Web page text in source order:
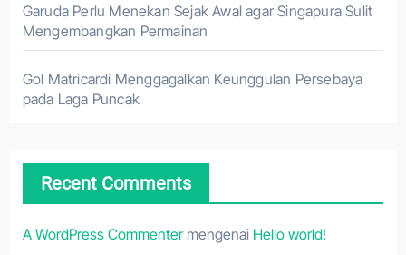
Garuda Perlu Menekan Sejak Awal agar Singapura Sulit
Mengembangkan Permainan
Gol Matricardi Menggagalkan Keunggulan Persebaya
pada Laga Puncak
Recent Comments
A WordPress Commentermengenai Hello world!